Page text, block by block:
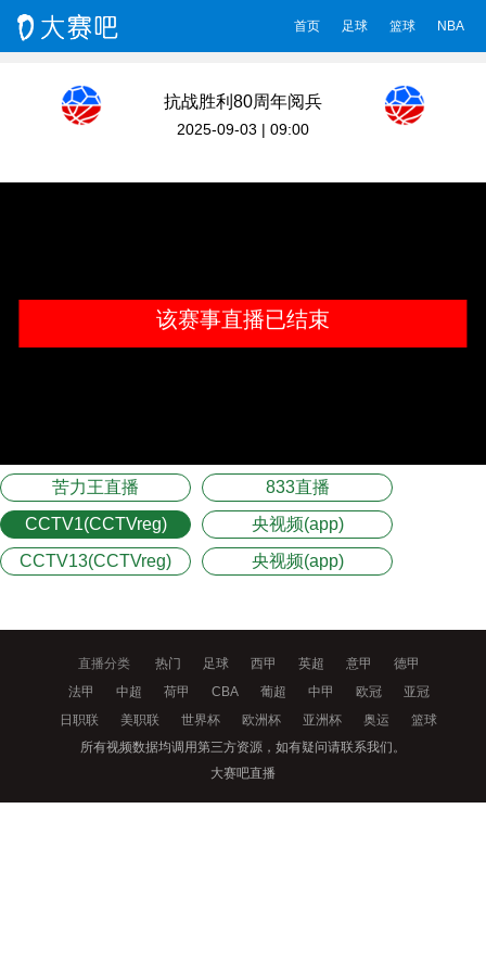
首页 足球 篮球 NBA
抗战胜利80周年阅兵
2025-09-03 | 09:00
该赛事直播已结束
苦力王直播
833直播
CCTV1(CCTVreg)
央视频(app)
CCTV13(CCTVreg)
央视频(app)
直播分类 热门 足球 西甲 英超 意甲
德甲
法甲
中超 荷甲 CBA 葡超 中甲 欧冠
亚冠
日职联
美职联 世界杯 欧洲杯 亚洲杯 奥运
篮球
所有视频数据均调用第三方资源，如有疑问请联系我们。
大赛吧直播